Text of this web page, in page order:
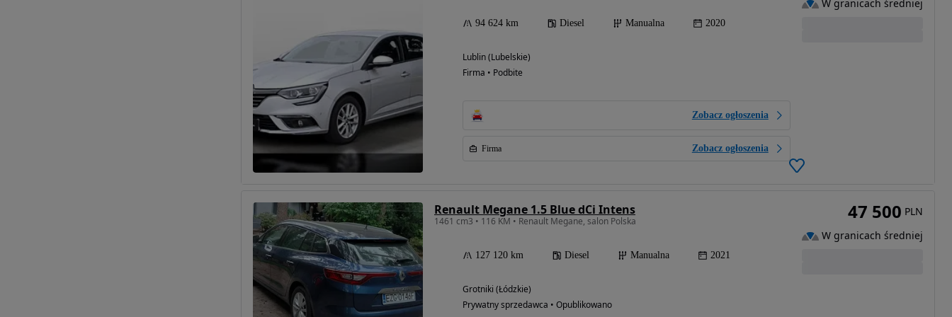
94 624 km Diesel Manualna 2020
Lublin (Lubelskie)
Firma • Podbite
Zobacz ogłoszenia
Firma Zobacz ogłoszenia
W granicach średniej
Renault Megane 1.5 Blue dCi Intens
1461 cm3 • 116 KM • Renault Megane, salon Polska
127 120 km Diesel Manualna 2021
Grotniki (Łódzkie)
Prywatny sprzedawca • Opublikowano
47 500 PLN
W granicach średniej